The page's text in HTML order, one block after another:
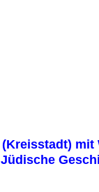
(Kreisstadt) mit
Jüdische